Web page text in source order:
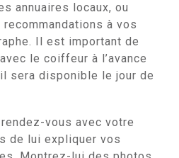
annuaires locaux, ou
à vos
Il est important de
le coiffeur à l’avance
sera disponible le jour de
vous avec votre
de lui expliquer vos